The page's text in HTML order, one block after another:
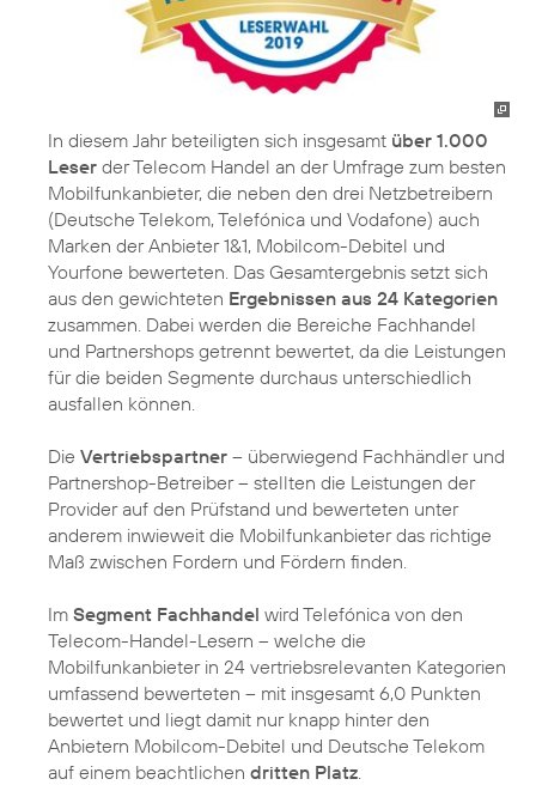
In diesem Jahr beteiligten sich insgesamt über 1.000
Leser der Telecom Handel an der Umfrage zum besten
Mobilfunkanbieter, die neben den drei Netzbetreibern
(Deutsche Telekom, Telefónica und Vodafone) auch
Marken der Anbieter 1&1, Mobilcom-Debitel und
Yourfone bewerteten. Das Gesamtergebnis setzt sich
aus den gewichteten Ergebnissen aus 24 Kategorien
zusammen. Dabei werden die Bereiche Fachhandel
und Partnershops getrennt bewertet, da die Leistungen
für die beiden Segmente durchaus unterschiedlich
ausfallen können.
Die Vertriebspartner – überwiegend Fachhändler und
Partnershop-Betreiber – stellten die Leistungen der
Provider auf den Prüfstand und bewerteten unter
anderem inwieweit die Mobilfunkanbieter das richtige
Maß zwischen Fordern und Fördern finden.
Im Segment Fachhandel wird Telefónica von den
Telecom-Handel-Lesern – welche die
Mobilfunkanbieter in 24 vertriebsrelevanten Kategorien
umfassend bewerteten – mit insgesamt 6,0 Punkten
bewertet und liegt damit nur knapp hinter den
Anbietern Mobilcom-Debitel und Deutsche Telekom
auf einem beachtlichen dritten Platz